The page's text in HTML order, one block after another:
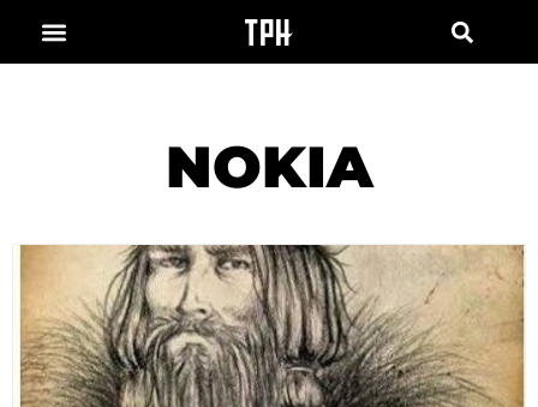
NOKIA